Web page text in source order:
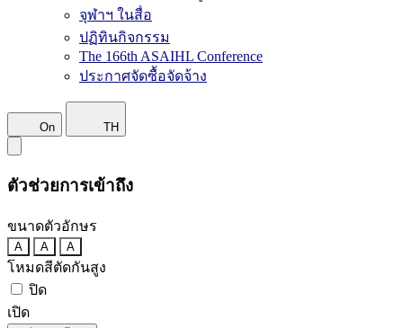
จุฬาฯ ในสื่อ
ปฏิทินกิจกรรม
The 166th ASAIHL Conference
ประกาศจัดซื้อจัดจ้าง
On TH
ตัวช่วยการเข้าถึง
ขนาดตัวอักษร
A A A
โหมดสีตัดกันสูง
ปิด
เปิด